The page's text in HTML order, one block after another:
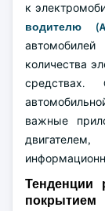
к
водителю
количества
важные
покрытием